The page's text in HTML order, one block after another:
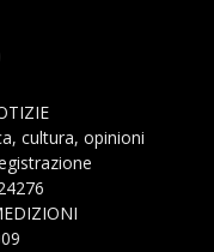
cultura, opinioni